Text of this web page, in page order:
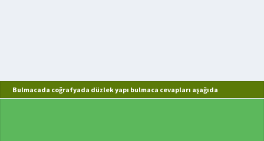
Bulmacada coğrafyada düzlek yapı bulmaca cevapları aşağıda